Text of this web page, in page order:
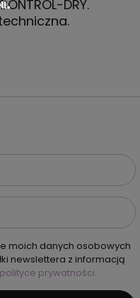
DRY.
moich danych osobowych
newslettera z informacją
polityce prywatności.